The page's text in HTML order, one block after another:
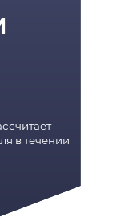
в течении